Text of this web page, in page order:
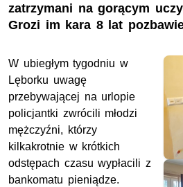
zatrzymani na gorącym
Grozi im kara 8 lat
W ubiegłym tygodniu w
Lęborku uwagę
przebywającej na urlopie
policjantki zwrócili młodzi
mężczyźni, którzy
kilkakrotnie w krótkich
odstępach czasu wypłacili z
bankomatu pieniądze.